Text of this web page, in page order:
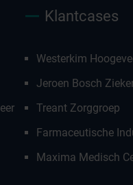
Klantcases
Westerkim
Jeroen Bosch
Treant Zorggroep
Farmaceutische
Maxima Medisch